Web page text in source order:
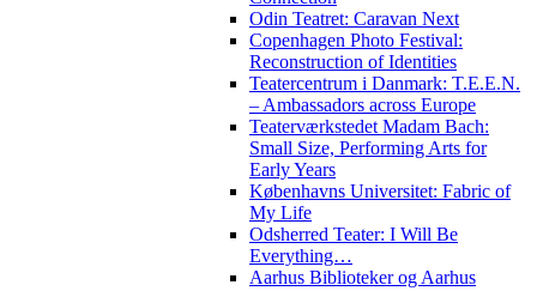
Odin Teatret: Caravan Next
Copenhagen Photo Festival:
Reconstruction of Identities
Teatercentrum i Danmark: T.E.E.N.
– Ambassadors across Europe
Teaterværkstedet Madam Bach:
Small Size, Performing Arts for
Early Years
Københavns Universitet: Fabric of
My Life
Odsherred Teater: I Will Be
Everything…
Aarhus Biblioteker og Aarhus